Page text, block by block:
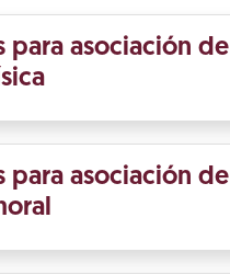
para asociación de
para asociación de